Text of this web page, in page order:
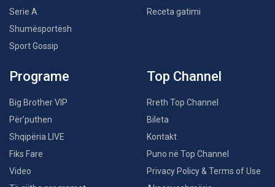
Serie A
Shumësportësh
Sport Gossip
Receta gatimi
Programe
Big Brother VIP
Për’puthen
Shqipëria LIVE
Fiks Fare
Video
Top Channel
Rreth Top Channel
Bileta
Kontakt
Puno në Top Channel
Privacy Policy & Terms of Use